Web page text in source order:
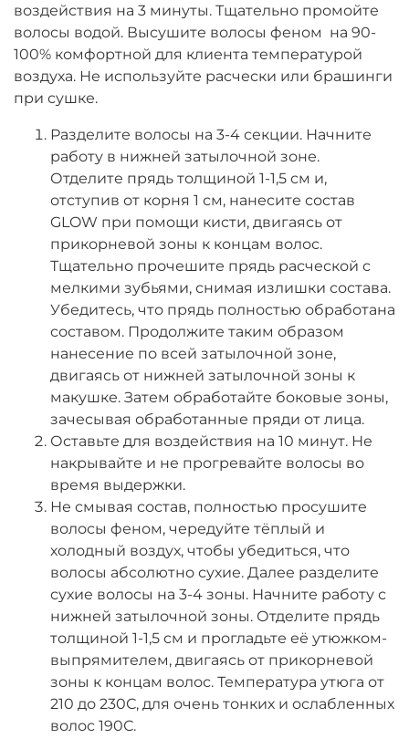
воздействия на 3 минуты. Тщательно промойте
волосы водой. Высушите волосы феном на 90-
100% комфортной для клиента температурой
воздуха. Не используйте расчески или брашинги
при сушке.
Разделите волосы на 3-4 секции. Начните
работу в нижней затылочной зоне.
Отделите прядь толщиной 1-1,5 см и,
отступив от корня 1 см, нанесите состав
GLOW при помощи кисти, двигаясь от
прикорневой зоны к концам волос.
Тщательно прочешите прядь расческой с
мелкими зубьями, снимая излишки состава.
Убедитесь, что прядь полностью обработана
составом. Продолжите таким образом
нанесение по всей затылочной зоне,
двигаясь от нижней затылочной зоны к
макушке. Затем обработайте боковые зоны,
зачесывая обработанные пряди от лица.
Оставьте для воздействия на 10 минут. Не
накрывайте и не прогревайте волосы во
время выдержки.
Не смывая состав, полностью просушите
волосы феном, чередуйте тёплый и
холодный воздух, чтобы убедиться, что
волосы абсолютно сухие. Далее разделите
сухие волосы на 3-4 зоны. Начните работу с
нижней затылочной зоны. Отделите прядь
толщиной 1-1,5 см и прогладьте её утюжком-
выпрямителем, двигаясь от прикорневой
зоны к концам волос. Температура утюга от
210 до 230С, для очень тонких и ослабленных
волос 190С.